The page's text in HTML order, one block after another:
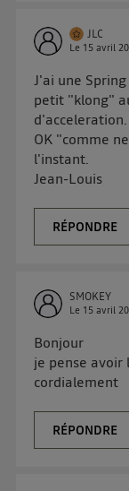
JLC
Le 15 avril
J'ai une
petit "klong"
OK "comme
l'instant.
Jean-Louis
RÉPONDRE
SMOKEY
Le 15 avril
Bonjour
je pense
cordialement
RÉPONDRE